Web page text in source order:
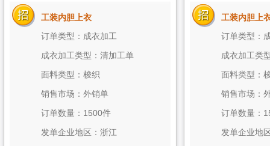
工装内胆上衣
订单类型：成衣加工
成衣加工类型：清加工单
面料类型：梭织
销售市场：外销单
订单数量：1500件
发单企业地区：浙江
工装内胆上
订单类型：
成衣加工类
面料类型：
销售市场：
订单数量：
发单企业地